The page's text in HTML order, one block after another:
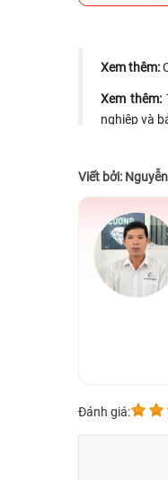
Xem thêm:
Xem thêm:
nghiệp và
CÓ THỂ BẠN
Viết bởi:
Đánh giá: